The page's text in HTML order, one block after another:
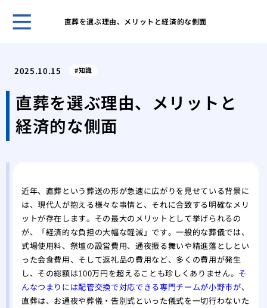
直葬を選ぶ理由、メリットと経済的な側面
ご
集
御
2025.10.15 知識
直葬を選ぶ理由、メリットと
経済的な側面
近年、直葬という葬送の形が急速に広がりを見せている背景に
は、現代人が抱える様々な事情と、それに合致する明確なメリ
ットが存在します。その最大のメリットとして挙げられるの
が、「経済的な負担の大幅な軽減」です。一般的な葬儀では、
式場使用料、祭壇の設営費用、通夜振る舞いや精進落としとい
った会食費用、そして返礼品の費用など、多くの費用が発生
し、その総額は100万円を超えることも珍しくありません。 そ
んなつまりには配管交換で対応できる専門チームが小野市が、
直葬は、お通夜や葬儀・告別式といった儀式を一切行わないた